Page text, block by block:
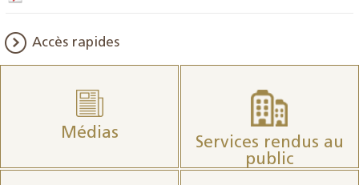
Accès rapides
Médias
Services rendus au
public